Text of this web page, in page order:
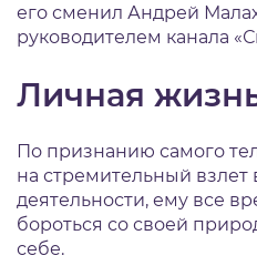
его сменил Андрей
руководителем канала
Личная
По признанию самого
на стремительный взлет
деятельности, ему все
бороться со своей
себе.